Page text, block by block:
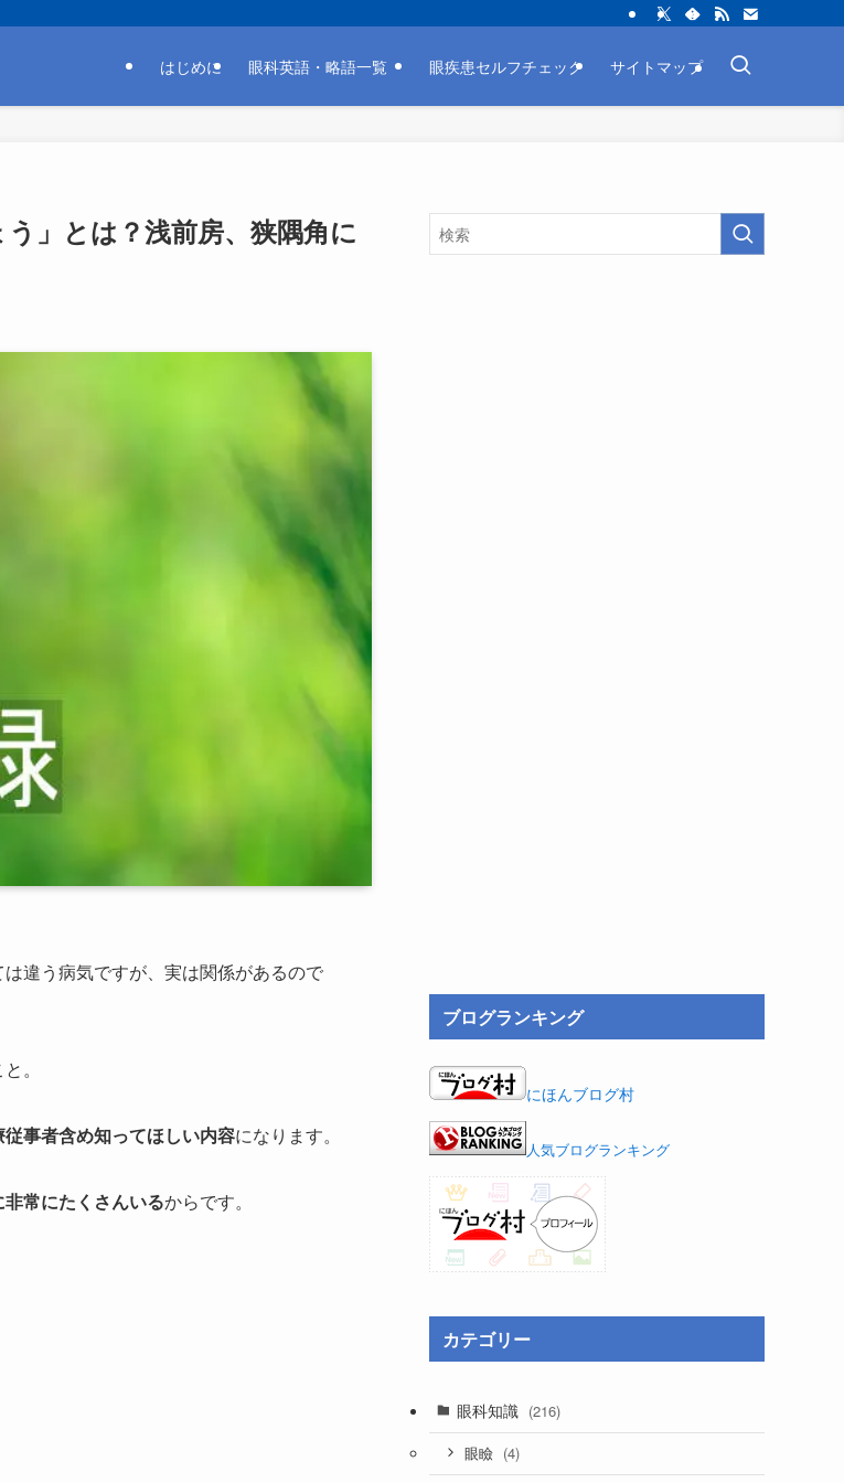
はじめに 眼科英語・略語一覧 眼疾患セルフチェック サイトマップ
」とは？浅前房、狭隅角に
違う病気ですが、実は関係があるので
。
事者含め知ってほしい内容になります。
常にたくさんいるからです。
ブログランキング
にほんブログ村
人気ブログランキング
カテゴリー
眼科知識 (216)
眼瞼 (4)